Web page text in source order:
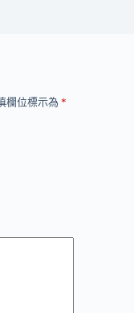
欄位標示為 *